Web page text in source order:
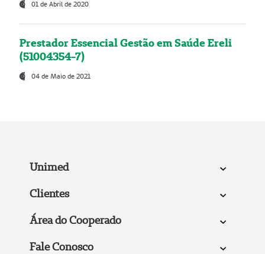
01 de Abril de 2020
Prestador Essencial Gestão em Saúde Ereli
(51004354-7)
04 de Maio de 2021
Unimed
Clientes
Área do Cooperado
Fale Conosco